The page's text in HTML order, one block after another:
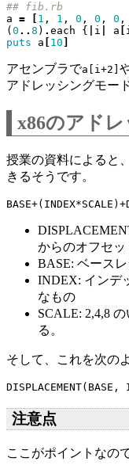
## fib.rb
a = 1 , 1 , 0 , 0 , 0 ,
( 0 .. 8 ) . each { i a
puts
a 10
アセンブラでa[i+2]
アドレッシングモー
x86のアド
授業の資料によると
きるそうです。
からのオフセッ
BASE: ベース
INDEX: インデ
なもの
SCALE: 2,4,8
る。
そして、これを次の
注意点
ここがポイントなの